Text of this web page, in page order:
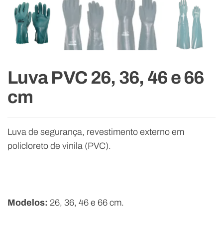
Luva PVC 26, 36, 46 e 66
cm
Luva de segurança, revestimento externo em
policloreto de vinila (PVC).
Modelos: 26, 36, 46 e 66 cm.